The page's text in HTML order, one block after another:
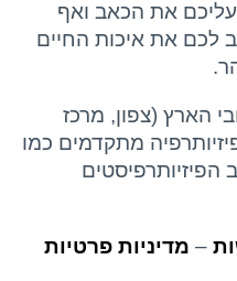
את הכאב ואף
לכם את איכות החיים
הארץ (צפון, מרכז
מתקדמים כמו
הפיזיותרפיסטים
– מדיניות פרטיות